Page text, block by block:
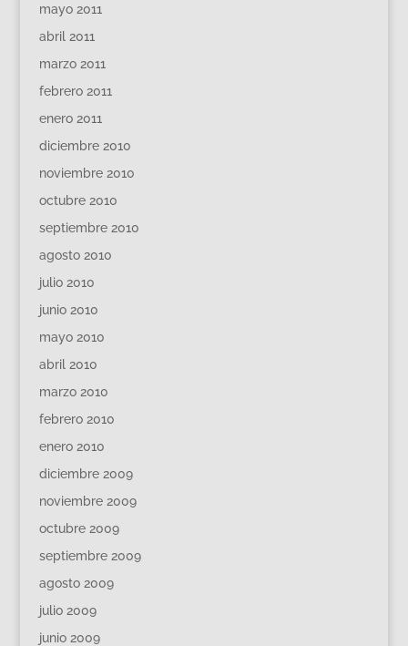
mayo 2011
abril 2011
marzo 2011
febrero 2011
enero 2011
diciembre 2010
noviembre 2010
octubre 2010
septiembre 2010
agosto 2010
julio 2010
junio 2010
mayo 2010
abril 2010
marzo 2010
febrero 2010
enero 2010
diciembre 2009
noviembre 2009
octubre 2009
septiembre 2009
agosto 2009
julio 2009
junio 2009